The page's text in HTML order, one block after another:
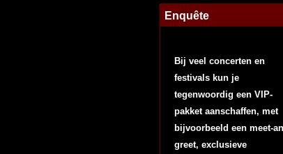
Enquête
Bij veel concerten en
festivals kun je
tegenwoordig een VIP-
pakket aanschaffen, met
bijvoorbeeld een meet-
greet, exclusieve